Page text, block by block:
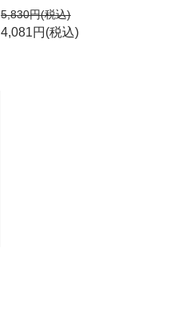
5,830円(税込)
4,081円(税込)